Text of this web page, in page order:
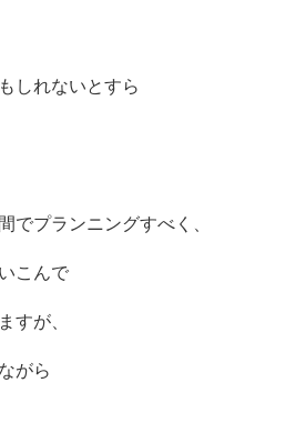
しれないとすら
でプランニングすべく、
こんで
すが、
がら